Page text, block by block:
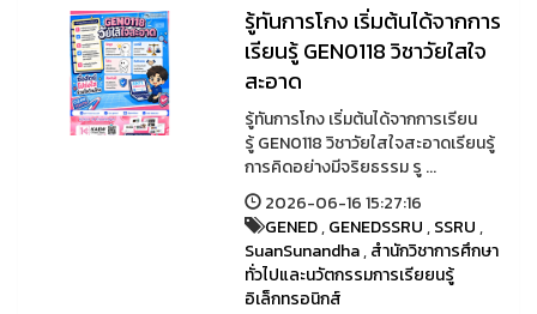
รู้ทันการโกง เริ่มต้นได้จากการ
เรียนรู้ GEN0118 วิชาวัยใสใจ
สะอาด
รู้ทันการโกง เริ่มต้นได้จากการเรียน
รู้ GEN0118 วิชาวัยใสใจสะอาดเรียนรู้
การคิดอย่างมีจริยธรรม รู ...
2026-06-16 15:27:16
GENED,GENEDSSRU,SSRU,
SuanSunandha,สำนักวิชาการศึกษา
ทั่วไปและนวัตกรรมการเรียยนรู้
อิเล็กทรอนิกส์